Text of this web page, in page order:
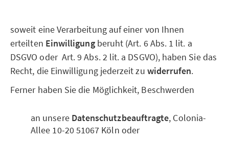
soweit eine Verarbeitung auf einer von Ihnen
erteilten Einwilligungberuht (Art. 6 Abs. 1 lit. a
DSGVO oder Art. 9 Abs. 2 lit. a DSGVO), haben Sie das
Recht, die Einwilligung jederzeit zu widerrufen.
Ferner haben Sie die Möglichkeit, Beschwerden
an unsere Datenschutzbeauftragte, Colonia-
Allee 10-20 51067 Köln oder